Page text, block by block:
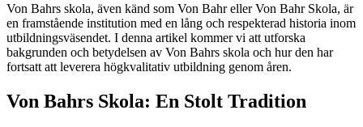
Von Bahrs skola, även känd som Von Bahr eller Von Bahr Skola, är
en framstående institution med en lång och respekterad historia inom
utbildningsväsendet. I denna artikel kommer vi att utforska
bakgrunden och betydelsen av Von Bahrs skola och hur den har
fortsatt att leverera högkvalitativ utbildning genom åren.
Von Bahrs Skola: En Stolt Tradition